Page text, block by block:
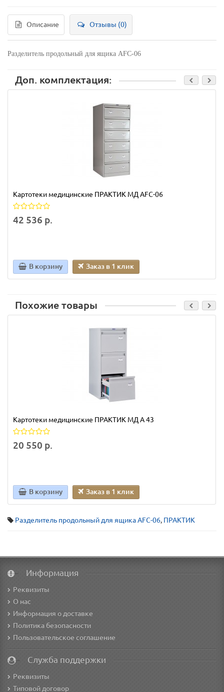
Описание Отзывы (0)
Разделитель продольный для ящика AFC-06
Доп. комплектация:
Картотеки медицинские ПРАКТИК МД AFC-06
42 536 р.
В корзину Заказ в 1 клик
Похожие товары
Картотеки медицинские ПРАКТИК МД A 43
20 550 р.
В корзину Заказ в 1 клик
Разделитель продольный для ящика AFC-06, ПРАКТИК
Информация
Реквизиты
О нас
Информация о доставке
Политика безопасности
Пользовательское соглашение
Служба поддержки
Реквизиты
Типовой договор